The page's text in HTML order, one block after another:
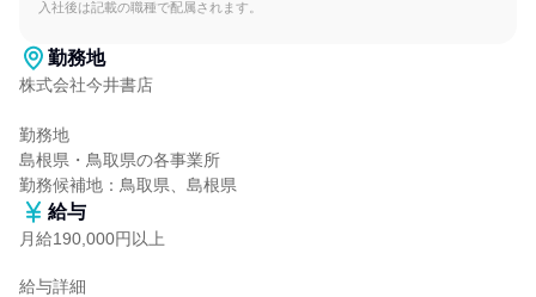
入社後は記載の職種で配属されます。
勤務地
株式会社今井書店
勤務地
島根県・鳥取県の各事業所
勤務候補地：鳥取県、島根県
給与
月給190,000円以上
給与詳細